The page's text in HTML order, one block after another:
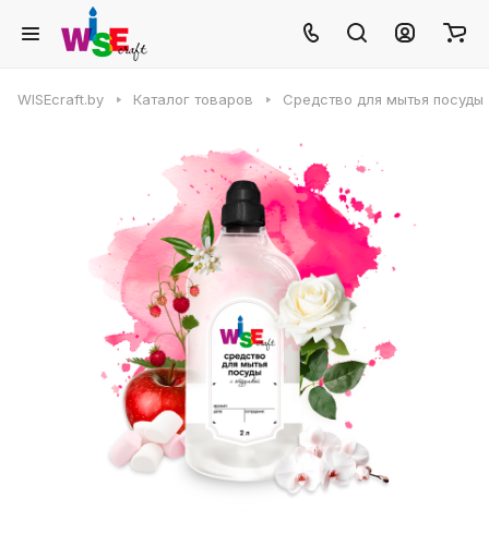
WISEcraft.by Каталог товаров Средство для мытья посуды